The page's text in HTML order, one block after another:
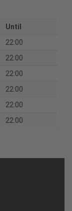
Until
22:00
22:00
22:00
22:00
22:00
22:00